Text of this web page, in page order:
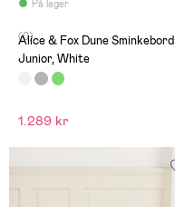
På lager
(0)
Alice & Fox Dune Sminkebord
Junior, White
1.289 kr